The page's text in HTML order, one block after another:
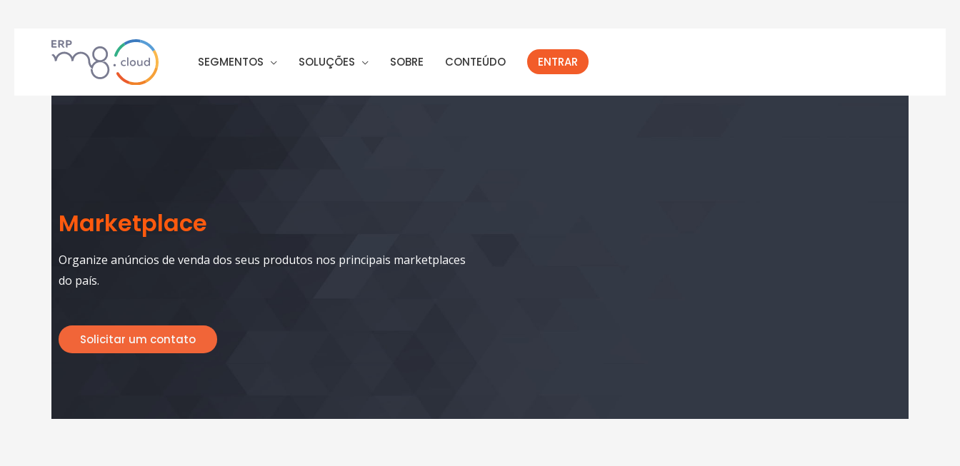
SEGMENTOS SOLUÇÕES SOBRE CONTEÚDO ENTRAR
Marketplace
Organize anúncios de venda dos seus produtos nos principais marketplaces
do país.
Solicitar um contato